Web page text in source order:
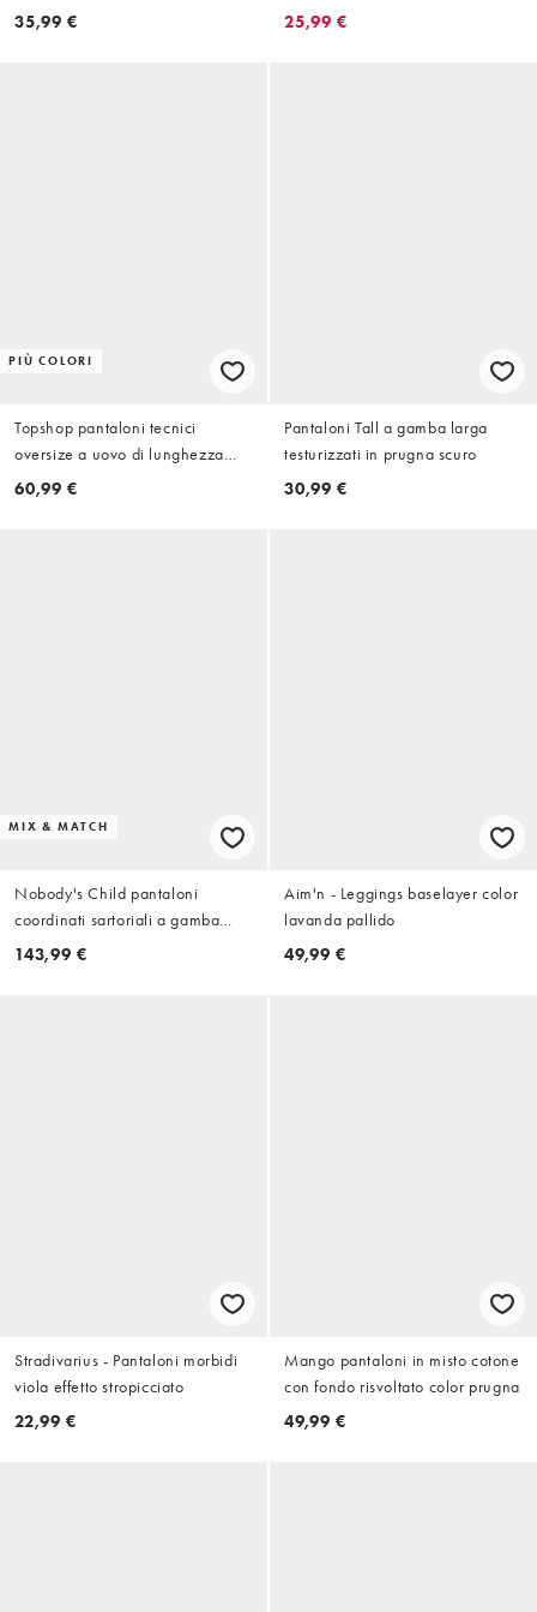
laterale in coordinato
35,99 €
25,99 €
PIÙ COLORI
Topshop pantaloni tecnici
oversize a uovo di lunghezza
media in fig
60,99 €
Pantaloni Tall a gamba larga
testurizzati in prugna scuro
30,99 €
MIX & MATCH
Nobody's Child pantaloni
coordinati sartoriali a gamba
larga in prugna scuro
143,99 €
Aim'n - Leggings baselayer color
lavanda pallido
49,99 €
Stradivarius - Pantaloni morbidi
viola effetto stropicciato
22,99 €
Mango pantaloni in misto cotone
con fondo risvoltato color prugna
49,99 €